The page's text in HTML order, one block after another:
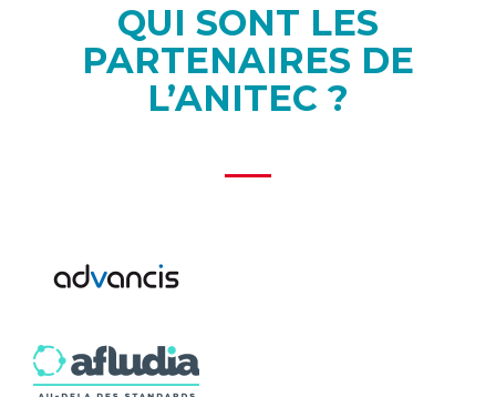
QUI SONT LES
PARTENAIRES DE
L’ANITEC ?